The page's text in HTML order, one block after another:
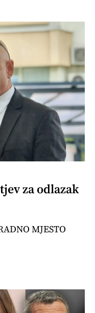
za odlazak
MJESTO